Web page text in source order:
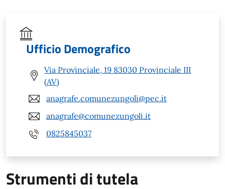
Ufficio Demografico
Via Provinciale, 19 83030 Provinciale III
(AV)
anagrafe.comunezungoli@pec.it
anagrafe@comunezungoli.it
0825845037
Strumenti di tutela